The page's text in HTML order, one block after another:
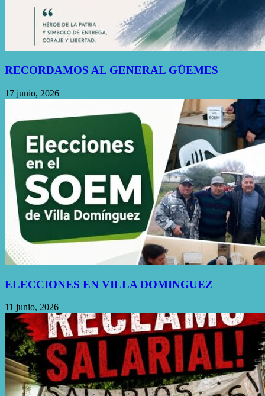
RECORDAMOS AL GENERAL GÜEMES
17 junio, 2026
ELECCIONES EN VILLA DOMINGUEZ
11 junio, 2026